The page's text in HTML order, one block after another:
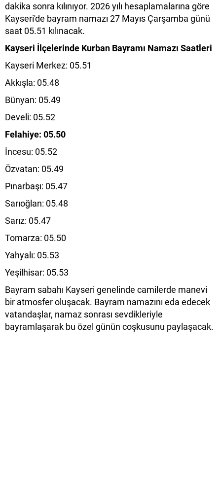
dakika sonra kılınıyor. 2026 yılı hesaplamalarına göre
Kayseri'de bayram namazı 27 Mayıs Çarşamba günü
saat 05.51 kılınacak.
Kayseri İlçelerinde Kurban Bayramı Namazı Saatleri
Kayseri Merkez: 05.51
Akkışla: 05.48
Bünyan: 05.49
Develi: 05.52
Felahiye: 05.50
İncesu: 05.52
Özvatan: 05.49
Pınarbaşı: 05.47
Sarıoğlan: 05.48
Sarız: 05.47
Tomarza: 05.50
Yahyalı: 05.53
Yeşilhisar: 05.53
Bayram sabahı Kayseri genelinde camilerde manevi
bir atmosfer oluşacak. Bayram namazını eda edecek
vatandaşlar, namaz sonrası sevdikleriyle
bayramlaşarak bu özel günün coşkusunu paylaşacak.